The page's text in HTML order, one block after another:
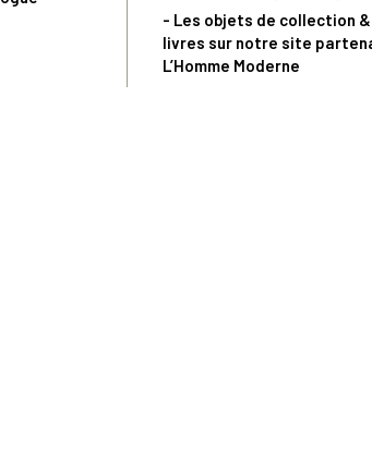
- Les objets de collection
livres sur notre site
L’Homme Moderne